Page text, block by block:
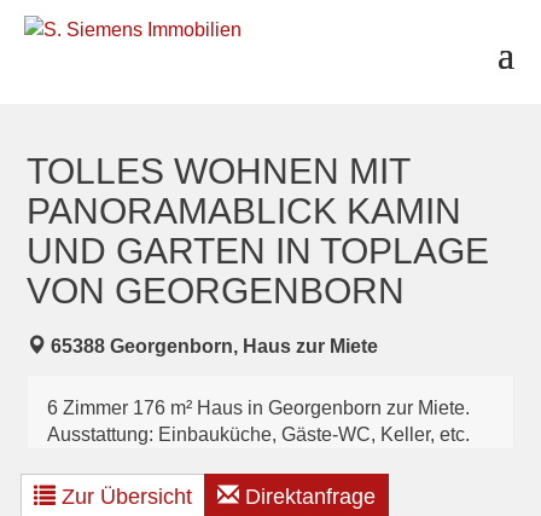
TOLLES WOHNEN MIT
PANORAMABLICK KAMIN
UND GARTEN IN TOPLAGE
VON GEORGENBORN
65388 Georgenborn, Haus zur Miete
6 Zimmer 176 m² Haus in Georgenborn zur Miete.
Ausstattung: Einbauküche, Gäste-WC, Keller, etc.
Zur Übersicht Direktanfrage